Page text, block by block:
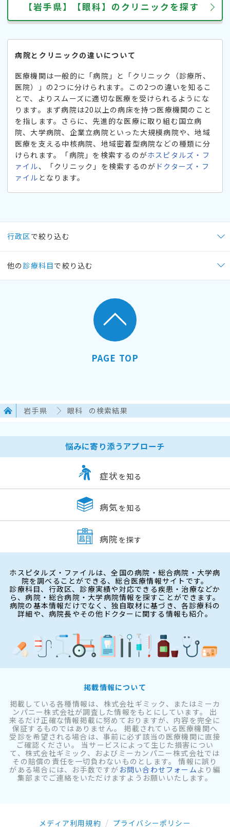
【岩手県】【眼科】のクリニックを探す
病院とクリニックの違いについて
医療機関は一般的に「病院」と「クリニック（診療所、
医院）」の2つに分けられます。この2つの違いを知るこ
とで、よりスムーズに適切な医療を受けられるようにな
ります。まず病院は20以上の病床を持つ医療機関のこと
を指します。さらに、先進的な医療に取り組む国立病
院、大学病院、企業立病院といった大規模病院や、地域
医療を支える中核病院、地域密着型病院などの種類に分
けられます。「病院」を検索するのがホスピタルズ・フ
ァイル、「クリニック」を検索するのが ドクターズ・フ
ァイル となります。
行政区で絞り込む
他の 診療科目で絞り込む
PAGE TOP
岩手県 眼科 の検索結果
悩みに寄り添うアプローチ
症状 を知る
病気 を知る
病院 を探す
ホスピタルズ・ファイルは、全国の病院・総合病院・大学病
院を調べることができる、総合医療情報サイトです。
診療科目、行政区、診療実績や対応できる疾患・治療などか
ら、病院・総合病院・大学病院情報を探すことができます。
病院の基本情報だけでなく、独自取材に基づき、各診療科の
詳細や、病院長やその他ドクターに関する情報も紹介。
掲載情報について
掲載している各種情報は、株式会社ギミック、またはミーカ
ンパニー株式会社が調査した情報をもとにしています。 出
来るだけ正確な情報掲載に努めておりますが、内容を完全に
保証するものではありません。 掲載されている医療機関へ
受診を希望される場合は、事前に必ず該当の医療機関に直接
ご確認ください。 当サービスによって生じた損害につい
て、株式会社ギミック、およびミーカンパニー株式会社では
その賠償の責任を一切負わないものとします。 情報に誤り
がある場合には、お手数ですが お問い合わせフォーム より編
集部までご連絡をいただけますようお願いいたします。
メディア利用規約 プライバシーポリシー